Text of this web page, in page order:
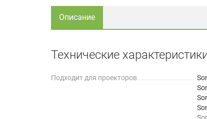
Описание
Технические
Подходит для проекторов